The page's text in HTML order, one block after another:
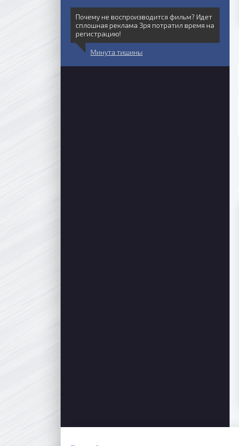
Почему не воспроизводится фильм? Идет
сплошная реклама Зря потратил время на
регистрацию!
Минута тишины